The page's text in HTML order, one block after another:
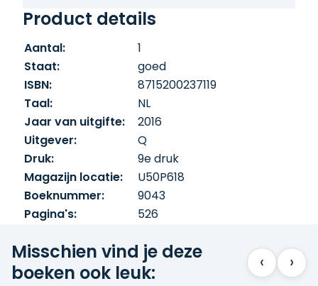
Product details
Aantal:
1
Staat:
goed
ISBN:
8715200237119
Taal:
NL
Jaar van uitgifte:
2016
Uitgever:
Q
Druk:
9e druk
Magazijn locatie:
U50P618
Boeknummer:
9043
Pagina's:
526
Misschien vind je deze
boeken ook leuk:
‹ ›